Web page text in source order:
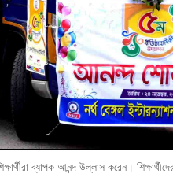
ব্যাপক আনন্দ উল্লাস করেন।